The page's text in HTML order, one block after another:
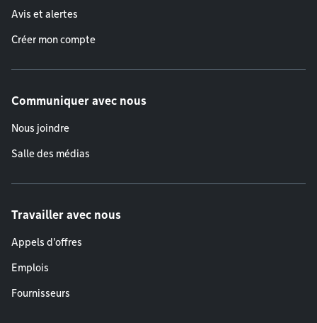
Avis et alertes
Créer mon compte
Communiquer avec nous
Nous joindre
Salle des médias
Travailler avec nous
Appels d'offres
Emplois
Fournisseurs